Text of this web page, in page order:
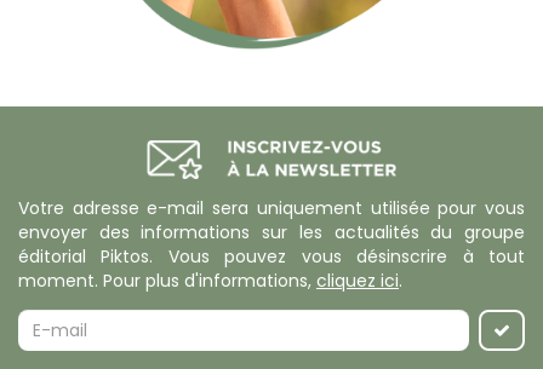
Votre adresse e-mail sera uniquement utilisée pour vous
envoyer des informations sur les actualités du groupe
éditorial Piktos. Vous pouvez vous désinscrire à tout
moment. Pour plus d'informations, cliquez ici.